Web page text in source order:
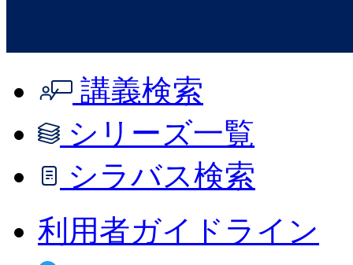
講義検索
シリーズ一覧
シラバス検索
利用者ガイドライン